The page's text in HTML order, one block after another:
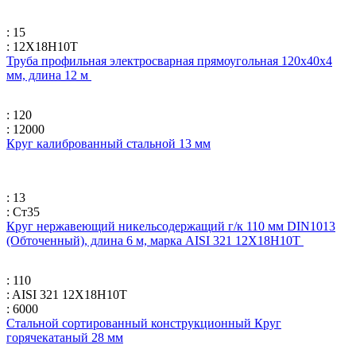
: 15
: 12Х18Н10Т
Труба профильная электросварная прямоугольная 120х40х4
мм, длина 12 м
: 120
: 12000
Круг калиброванный стальной 13 мм
: 13
: Ст35
Круг нержавеющий никельсодержащий г/к 110 мм DIN1013
(Обточенный), длина 6 м, марка AISI 321 12Х18Н10Т
: 110
: AISI 321 12Х18Н10Т
: 6000
Стальной сортированный конструкционный Круг
горячекатаный 28 мм